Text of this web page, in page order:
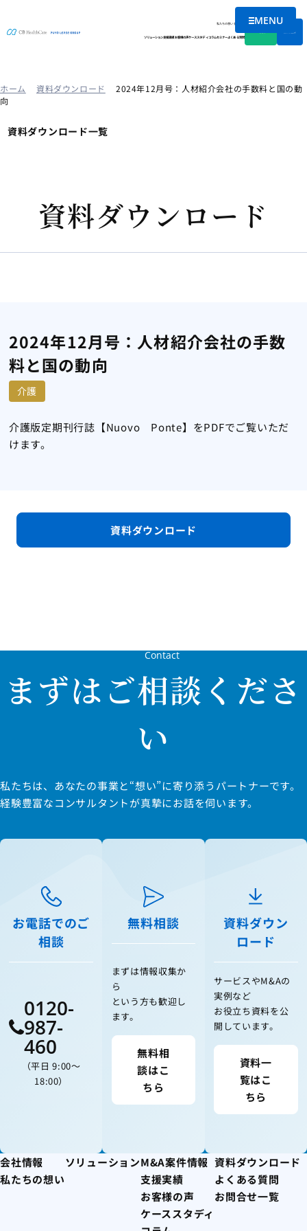
メニュー
MENU
私たちの想い会社情報
ソリューション支援実績お客様の声ケーススタディコラムセミナーよくある質問
ホーム 資料ダウンロード
2024年12月号：人材紹介会社の手数料と国の動
向
資料ダウンロード一覧
資料ダウンロード
2024年12月号：人材紹介会社の手数
料と国の動向
介護
介護版定期刊行誌【Nuovo Ponte】をPDFでご覧いただ
けます。
資料ダウンロード
Contact
まずはご相談くださ
い
私たちは、あなたの事業と“想い”に寄り添うパートナーです。
経験豊富なコンサルタントが真摯にお話を伺います。
お電話でのご
相談
0120-
987-
460
（平日 9:00〜
18:00）
無料相談
まずは情報収集か
ら
という方も歓迎し
ます。
無料相
談はこ
ちら
資料ダウン
ロード
サービスやM&Aの
実例など
お役立ち資料を公
開しています。
資料一
覧はこ
ちら
会社情報
私たちの想い
ソリューションM&A案件情報
支援実績
お客様の声
ケーススタディ
資料ダウンロード
よくある質問
お問合せ一覧